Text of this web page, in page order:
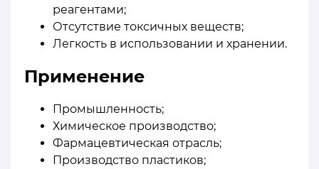
реагентами;
Отсутствие токсичных веществ;
Легкость в использовании и хранении.
Применение
Промышленность;
Химическое производство;
Фармацевтическая отрасль;
Производство пластиков;